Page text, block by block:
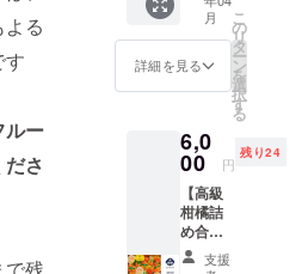
る
す
ルー
さ
LOVERS
LIFEを立ち
上げ、フ
ルーツを
んでもらえ
るように、
生産者と消
費者を繋げ
るイベント
させて
いただ
きま
す。 応
援どう
しくお
願いい
たしま
す！
月
詳細を見る
こ
の
リ
タ
ー
ン
を
選
択
す
る
6,0
00 円
残り24
【高級
柑橘詰
め合わ
せセッ
ト】 好
支援